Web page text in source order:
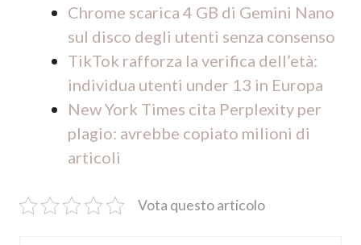
Chrome scarica 4 GB di Gemini Nano
sul disco degli utenti senza consenso
TikTok rafforza la verifica dell’età:
individua utenti under 13 in Europa
New York Times cita Perplexity per
plagio: avrebbe copiato milioni di
articoli
Vota questo articolo